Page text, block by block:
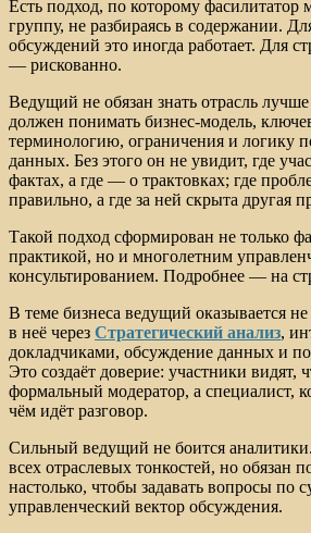
Есть подход, по которому
группу, не разбираясь в содержании.
обсуждений это иногда работает. Для
— рискованно.
Ведущий не обязан знать отрасль
должен понимать бизнес-модель,
терминологию, ограничения и логику
данных. Без этого он не увидит, где
фактах, а где — о трактовках; где
правильно, а где за ней скрыта другая
Такой подход сформирован не только
практикой, но и многолетним
консультированием. Подробнее — на
В теме бизнеса ведущий оказывается
в неё через Стратегический анализ,
докладчиками, обсуждение данных и
Это создаёт доверие: участники видят,
формальный модератор, а специалист,
чём идёт разговор.
Сильный ведущий не боится
всех отраслевых тонкостей, но обязан
настолько, чтобы задавать вопросы по
управленческий вектор обсуждения.